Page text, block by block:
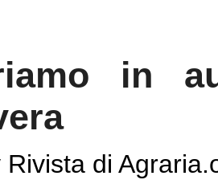
in
di